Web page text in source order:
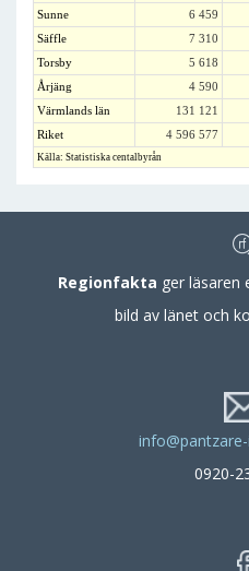
Sunne
6 459
Säffle
7 310
Torsby
5 618
Årjäng
4 590
Värmlands län
131 121
Riket
4 596 577
Källa: Statistiska centalbyrån
Regionfakta ger läsaren
bild av länet och
0920-